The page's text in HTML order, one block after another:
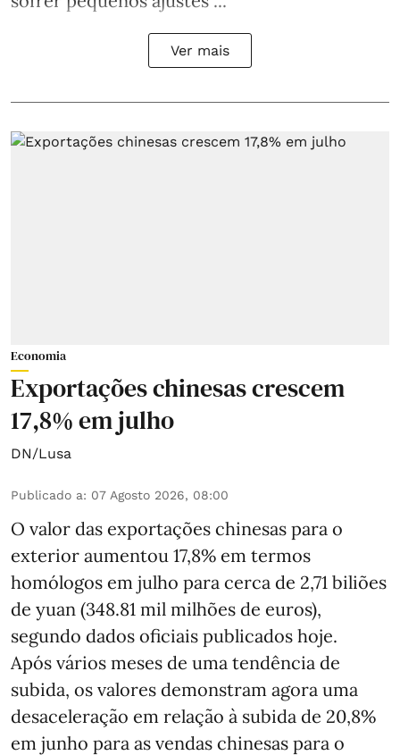
Ver mais
Economia
Exportações chinesas crescem
17,8% em julho
DN/Lusa
Publicado a: 07 Agosto 2026, 08:00
O valor das exportações chinesas para o
exterior aumentou 17,8% em termos
homólogos em julho para cerca de 2,71 biliões
de yuan (348.81 mil milhões de euros),
segundo dados oficiais publicados hoje.
Após vários meses de uma tendência de
subida, os valores demonstram agora uma
desaceleração em relação à subida de 20,8%
em junho para as vendas chinesas para o